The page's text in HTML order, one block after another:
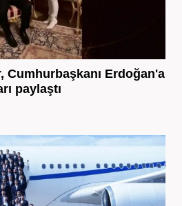
Cumhurbaşkanı Erdoğan'a
paylaştı